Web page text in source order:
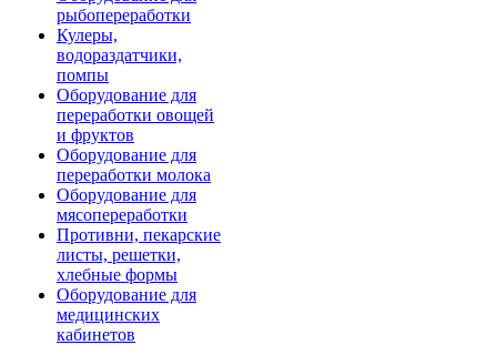
рыбопереработки
Кулеры,
водораздатчики,
помпы
Оборудование для
переработки овощей
и фруктов
Оборудование для
переработки молока
Оборудование для
мясопереработки
Противни, пекарские
листы, решетки,
хлебные формы
Оборудование для
медицинских
кабинетов